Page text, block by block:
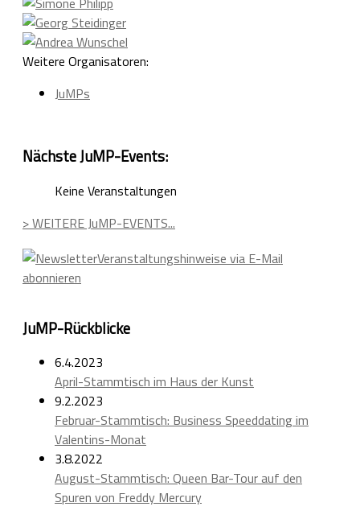
Weitere Organisatoren:
JuMPs
Nächste JuMP-Events:
Keine Veranstaltungen
> WEITERE JuMP-EVENTS...
Veranstaltungshinweise via E-Mail
abonnieren
JuMP-Rückblicke
6.4.2023
April-Stammtisch im Haus der Kunst
9.2.2023
Februar-Stammtisch: Business Speeddating im
Valentins-Monat
3.8.2022
August-Stammtisch: Queen Bar-Tour auf den
Spuren von Freddy Mercury